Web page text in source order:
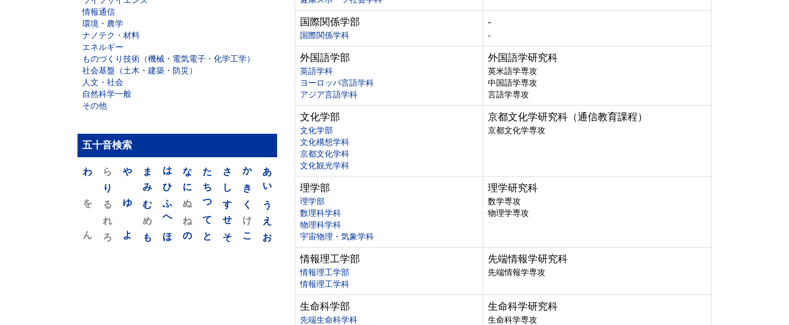
情報通信
環境・農学
ナノテク・材料
エネルギー
ものづくり技術（機械・電気電子・化学工学）
社会基盤（土木・建築・防災）
人文・社会
自然科学一般
その他
五十音検索
あ
い
う
え
お
か
き
く
け
こ
さ
し
す
せ
そ
た
ち
つ
て
と
な
に
ぬ
ね
の
は
ひ
ふ
へ
ほ
ま
み
む
め
も
や
ゆ
よ
ら
り
る
れ
ろ
わ
を
ん
国際関係学部
国際関係学科
-
-
外国語学部
英語学科
ヨーロッパ言語学科
アジア言語学科
外国語学研究科
英米語学専攻
中国語学専攻
言語学専攻
文化学部
文化学部
文化構想学科
京都文化学科
文化観光学科
京都文化学研究科（通信教育課程）
京都文化学専攻
理学部
理学部
数理科学科
物理科学科
宇宙物理・気象学科
理学研究科
数学専攻
物理学専攻
情報理工学部
情報理工学部
情報理工学科
先端情報学研究科
先端情報学専攻
生命科学部
先端生命科学科
生命科学研究科
生命科学専攻